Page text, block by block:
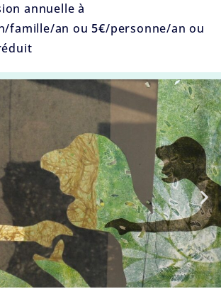
annuelle à
famille/an ou5€/personne/an ou